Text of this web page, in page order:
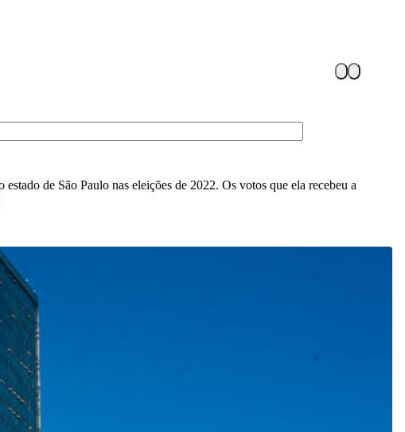
de São Paulo nas eleições de 2022. Os votos que ela recebeu a